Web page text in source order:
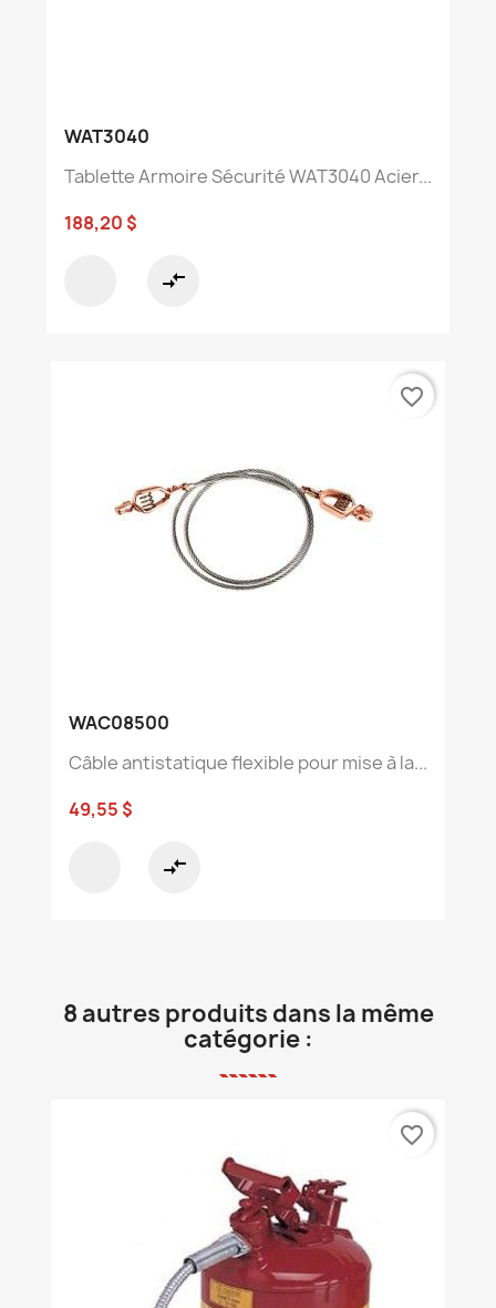
WAT3040
Tablette Armoire Sécurité WAT3040 Acier...
188,20 $
compare_arrows
WAC08500
Câble antistatique flexible pour mise à la...
49,55 $
compare_arrows
favorite_border
8 autres produits dans la même
catégorie :
favorite_border